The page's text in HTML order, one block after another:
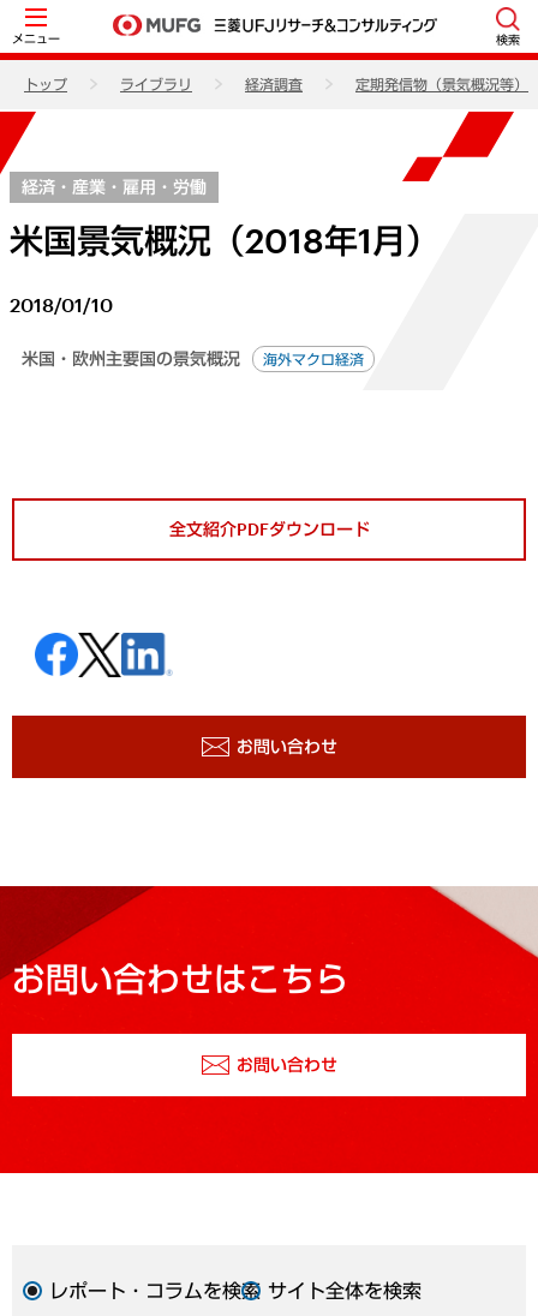
メニュー 検索
トップ ライブラリ 経済調査 定期発信物（景気概況等）
経済・産業・雇用・労働
米国景気概況（2018年1月）
2018/01/10
米国・欧州主要国の景気概況 海外マクロ経済
全文紹介PDFダウンロード
お問い合わせ
お問い合わせはこちら
お問い合わせ
レポート・コラムを検索 サイト全体を検索